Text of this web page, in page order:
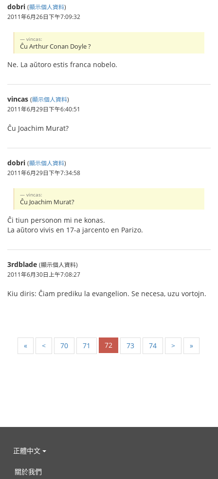
dobri (顯示個人資料)
2011年6月26日下午7:09:32
vincas:
Ĉu Arthur Conan Doyle ?
Ne. La aŭtoro estis franca nobelo.
vincas (顯示個人資料)
2011年6月29日下午6:40:51
Ĉu Joachim Murat?
dobri (顯示個人資料)
2011年6月29日下午7:34:58
vincas:
Ĉu Joachim Murat?
Ĉi tiun personon mi ne konas.
La aŭtoro vivis en 17-a jarcento en Parizo.
3rdblade (顯示個人資料)
2011年6月30日上午7:08:27
Kiu diris: Ĉiam prediku la evangelion. Se necesa, uzu vortojn.
« < 70 71 72 73 74 > »
正體中文
關於我們